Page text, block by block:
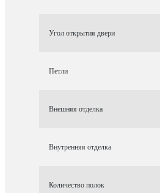
Угол открытия двери
Петли
Внешняя отделка
Внутренняя отделка
Количество полок